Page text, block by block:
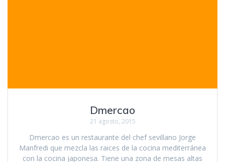
Dmercao
21 agosto, 2015
Dmercao es un restaurante del chef sevillano Jorge
Manfredi que mezcla las raices de la cocina mediterránea
con la cocina japonesa. Tiene una zona de mesas altas